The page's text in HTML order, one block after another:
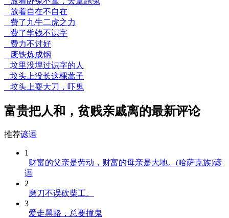
放着自在不自在
费了九牛二虎之力
费了学钱不识字
费力不讨好
废铁炼成钢
坟里没埋过识字的人
坟头上没长这棵蒿子
坟头上耍大刀，吓鬼
富贵把人和，贫贱亲戚离的最新评论
推荐谚语
1
财富的父亲是劳动，财富的母亲是大地。(哈萨克族)谚
语
2
磨刀不误砍柴工。
3
爱走黑路，总要撞鬼